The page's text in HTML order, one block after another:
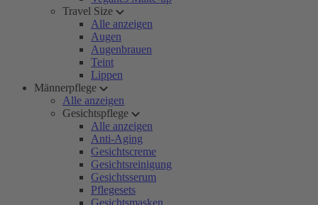
Travel Size
Alle anzeigen
Augen
Augenbrauen
Teint
Lippen
Männerpflege
Alle anzeigen
Gesichtspflege
Alle anzeigen
Anti-Aging
Gesichtscreme
Gesichtsreinigung
Gesichtsserum
Pflegesets
Gesichtsmasken